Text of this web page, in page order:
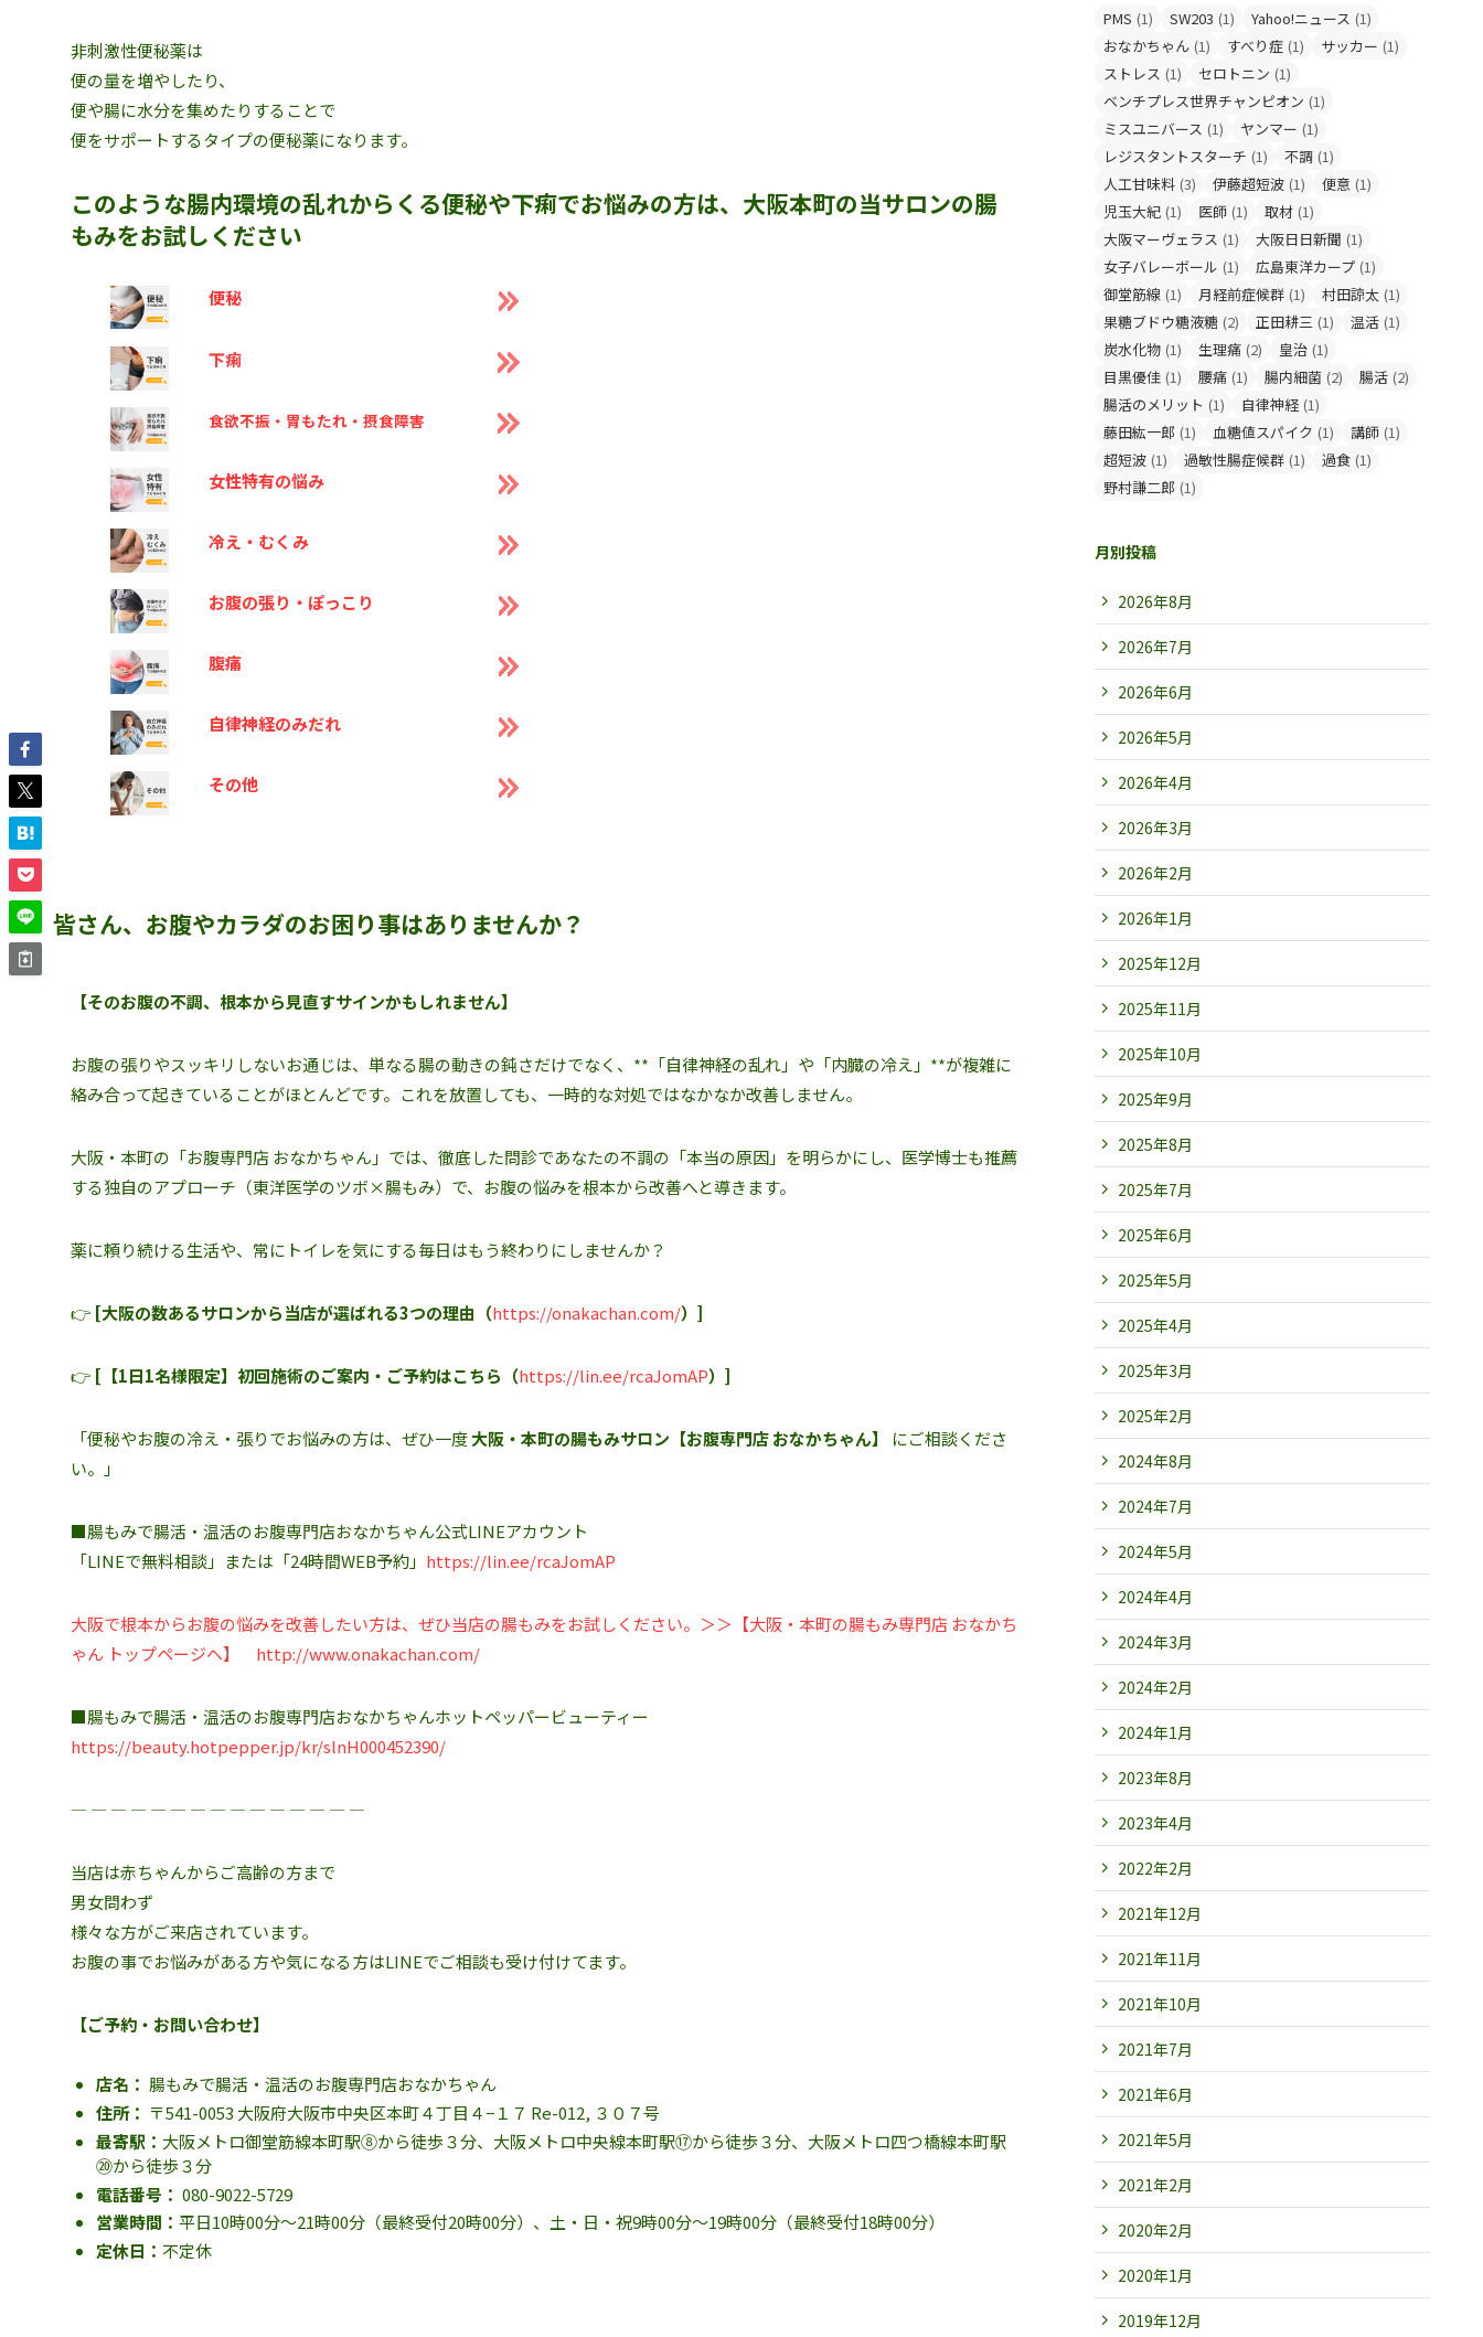
非刺激性便秘薬は
便の量を増やしたり、
便や腸に水分を集めたりすることで
便をサポートするタイプの便秘薬になります。
このような腸内環境の乱れからくる便秘や下痢でお悩みの方は、大阪本町の当サロンの腸
もみをお試しください
便秘
下痢
食欲不振・胃もたれ・摂食障害
女性特有の悩み
冷え・むくみ
お腹の張り・ぽっこり
腹痛
自律神経のみだれ
その他
皆さん、お腹やカラダのお困り事はありませんか？
【そのお腹の不調、根本から見直すサインかもしれません】
お腹の張りやスッキリしないお通じは、単なる腸の動きの鈍さだけでなく、**「自律神経の乱れ」や「内臓の冷え」**が複雑に
絡み合って起きていることがほとんどです。これを放置しても、一時的な対処ではなかなか改善しません。
大阪・本町の「お腹専門店 おなかちゃん」では、徹底した問診であなたの不調の「本当の原因」を明らかにし、医学博士も推薦
する独自のアプローチ（東洋医学のツボ×腸もみ）で、お腹の悩みを根本から改善へと導きます。
薬に頼り続ける生活や、常にトイレを気にする毎日はもう終わりにしませんか？
👉 [大阪の数あるサロンから当店が選ばれる3つの理由（https://onakachan.com/）]
👉 [【1日1名様限定】初回施術のご案内・ご予約はこちら（https://lin.ee/rcaJomAP）]
「便秘やお腹の冷え・張りでお悩みの方は、ぜひ一度大阪・本町の腸もみサロン【お腹専門店 おなかちゃん】
にご相談くださ
い。」
■腸もみで腸活・温活のお腹専門店おなかちゃん公式LINEアカウント‬
「LINEで無料相談」または「24時間WEB予約」 https://lin.ee/rcaJomAP
大阪で根本からお腹の悩みを改善したい方は、ぜひ当店の腸もみをお試しください。＞＞【大阪・本町の腸もみ専門店 おなかち
ゃん トップページへ】
http://www.onakachan.com/
■腸もみで腸活・温活のお腹専門店おなかちゃんホットペッパービューティー
https://beauty.hotpepper.jp/kr/slnH000452390/
― ― ― ― ― ― ― ― ― ― ― ― ― ― ―
当店は赤ちゃんからご高齢の方まで
男女問わず
様々な方がご来店されています。
お腹の事でお悩みがある方や気になる方はLINEでご相談も受け付けてます。
【ご予約・お問い合わせ】
店名： 腸もみで腸活・温活のお腹専門店おなかちゃん
住所： 〒541-0053 大阪府大阪市中央区本町４丁目４−１７ Re-012, ３０７号
最寄駅： 大阪メトロ御堂筋線本町駅⑧から徒歩３分、大阪メトロ中央線本町駅⑰から徒歩３分、大阪メトロ四つ橋線本町駅
⑳から徒歩３分
電話番号： 080-9022-5729
営業時間： 平日10時00分～21時00分（最終受付20時00分）、土・日・祝9時00分～19時00分（最終受付18時00分）
定休日： 不定休
PMS (1) SW203 (1) Yahoo!ニュース (1)
おなかちゃん (1) すべり症 (1) サッカー (1)
ストレス (1) セロトニン (1)
ベンチプレス世界チャンピオン (1)
ミスユニバース (1) ヤンマー (1)
レジスタントスターチ (1) 不調 (1)
人工甘味料 (3) 伊藤超短波 (1) 便意 (1)
児玉大紀 (1) 医師 (1) 取材 (1)
大阪マーヴェラス (1) 大阪日日新聞 (1)
女子バレーボール (1) 広島東洋カープ (1)
御堂筋線 (1) 月経前症候群 (1) 村田諒太 (1)
果糖ブドウ糖液糖 (2) 正田耕三 (1) 温活 (1)
炭水化物 (1) 生理痛 (2) 皇治 (1)
目黒優佳 (1) 腰痛 (1) 腸内細菌 (2) 腸活 (2)
腸活のメリット (1) 自律神経 (1)
藤田紘一郎 (1) 血糖値スパイク (1) 講師 (1)
超短波 (1) 過敏性腸症候群 (1) 過食 (1)
野村謙二郎 (1)
月別投稿
2026年8月
2026年7月
2026年6月
2026年5月
2026年4月
2026年3月
2026年2月
2026年1月
2025年12月
2025年11月
2025年10月
2025年9月
2025年8月
2025年7月
2025年6月
2025年5月
2025年4月
2025年3月
2025年2月
2024年8月
2024年7月
2024年5月
2024年4月
2024年3月
2024年2月
2024年1月
2023年8月
2023年4月
2022年2月
2021年12月
2021年11月
2021年10月
2021年7月
2021年6月
2021年5月
2021年2月
2020年2月
2020年1月
2019年12月